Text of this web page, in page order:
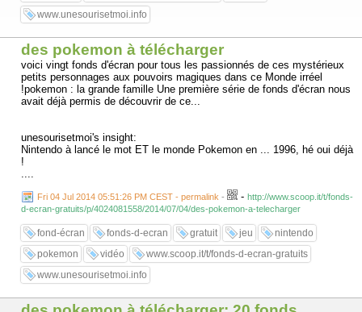
www.unesourisetmoi.info
des pokemon à télécharger
voici vingt fonds d'écran pour tous les passionnés de ces mystérieux
petits personnages aux pouvoirs magiques dans ce Monde irréel
!pokemon : la grande famille Une première série de fonds d'écran nous
avait déjà permis de découvrir de ce...
unesourisetmoi's insight:
Nintendo à lancé le mot ET le monde Pokemon en ... 1996, hé oui déjà
!
....
Fri 04 Jul 2014 05:51:26 PM CEST - permalink - - http://www.scoop.it/t/fonds-
d-ecran-gratuits/p/4024081558/2014/07/04/des-pokemon-a-telecharger
fond-écran fonds-d-ecran gratuit jeu
nintendo
pokemon
vidéo
www.scoop.it/t/fonds-d-ecran-gratuits
www.unesourisetmoi.info